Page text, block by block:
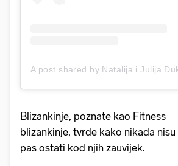
Blizankinje, poznate kao Fitness
blizankinje, tvrde kako nikada
pas ostati kod njih zauvijek.